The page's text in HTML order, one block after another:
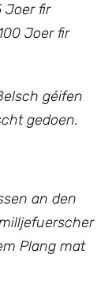
Joer fir
Joer fir
géifen
gedoen.
an den
Plang mat